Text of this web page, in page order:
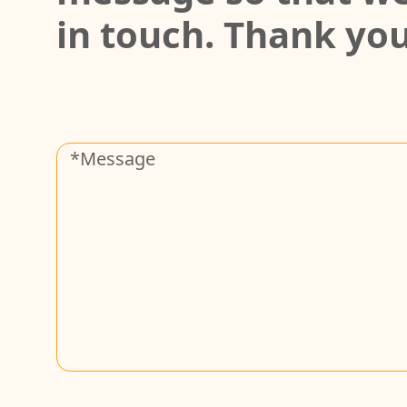
in touch. Thank